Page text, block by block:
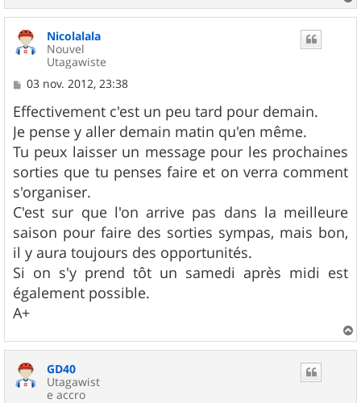
a
Nicolalala
Nouvel
Utagawiste
M
s
s
a
g
e
03 nov. 2012, 23:38
Effectivement c'est un peu tard pour demain.
Je pense y aller demain matin qu'en même.
Tu peux laisser un message pour les prochaines
sorties que tu penses faire et on verra comment
s'organiser.
C'est sur que l'on arrive pas dans la meilleure
saison pour faire des sorties sympas, mais bon,
il y aura toujours des opportunités.
Si on s'y prend tôt un samedi après midi est
également possible.
A+
a
GD40
Utagawist
e accro